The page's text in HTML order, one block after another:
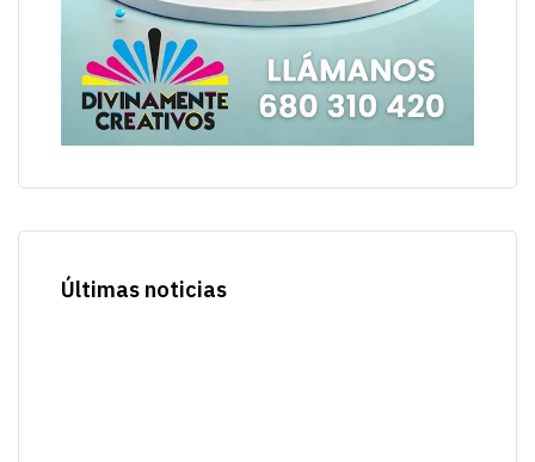
Últimas noticias